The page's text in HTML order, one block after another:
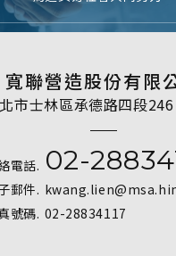
寬聯營造股份有限
市士林區承德路四段
電話. 02-
郵件.
號碼. 02-28834117